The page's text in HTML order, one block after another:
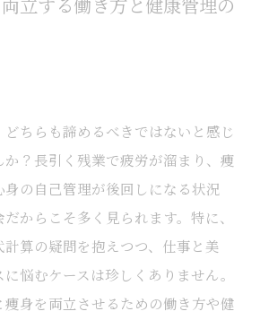
立する働き方と健康管理の
ちらも諦めるべきではないと感じ
？長引く残業で疲労が溜まり、痩
の自己管理が後回しになる状況
からこそ多く見られます。特に、
算の疑問を抱えつつ、仕事と美
悩むケースは珍しくありません。
身を両立させるための働き方や健